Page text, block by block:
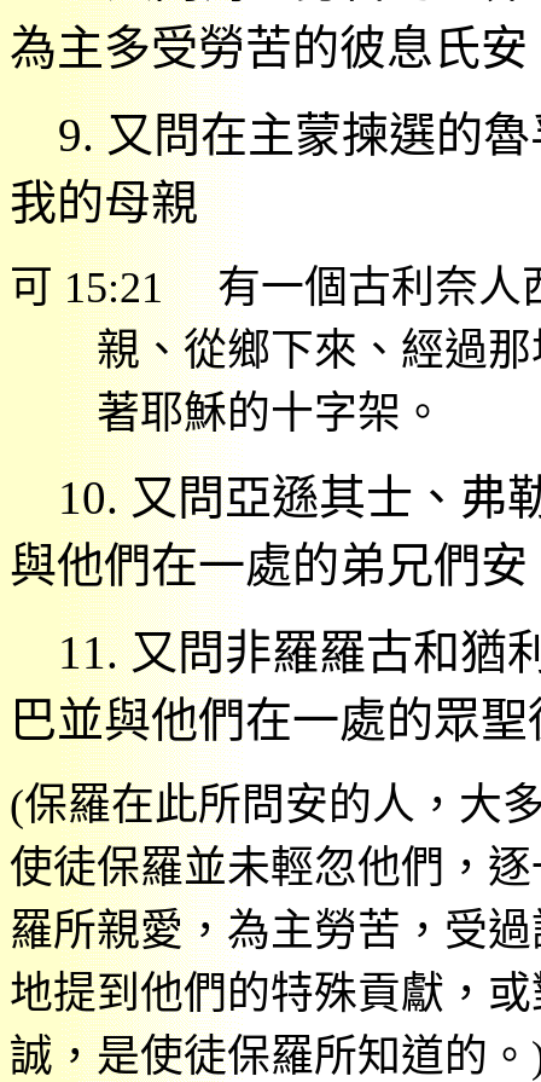
為主多受勞苦的彼息氏安
9.又問在主蒙揀選的
我的母親
可 15:21
有一個古利奈人
親、從鄉下來、經過
著耶穌的十字架。
10.又問亞遜其士、弗
與他們在一處的弟兄們安
11.又問非羅羅古和猶
巴並與他們在一處的眾聖
(保羅在此所問安的人，大
使徒保羅並未輕忽他們，
羅所親愛，為主勞苦，受
地提到他們的特殊貢獻，
誠，是使徒保羅所知道的。